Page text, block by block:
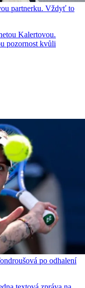
partnerku. Vždyť to
Kalertovou.
pozornost kvůli
po odhalení